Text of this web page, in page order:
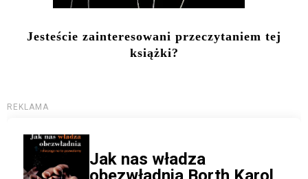
Jesteście zainteresowani przeczytaniem tej
książki?